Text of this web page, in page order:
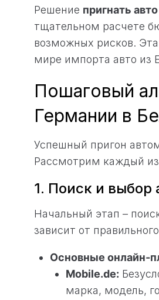
Решение пригнать
тщательном расчете
возможных рисков.
мире импорта авто из
Пошаговый
Германии в
Успешный пригон
Рассмотрим каждый
1. Поиск и выбор
Начальный этап –
зависит от
Основные онлайн-
Mobile.de:
марка, модель,